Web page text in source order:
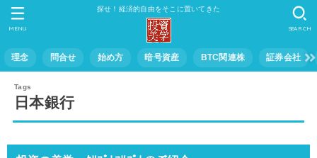
探せ！経済的自由をそこに置いてきた
理念 問合せ 始め方 暗号資産 BTC関連株 証券会社
SEARCH
MENU
日本銀行